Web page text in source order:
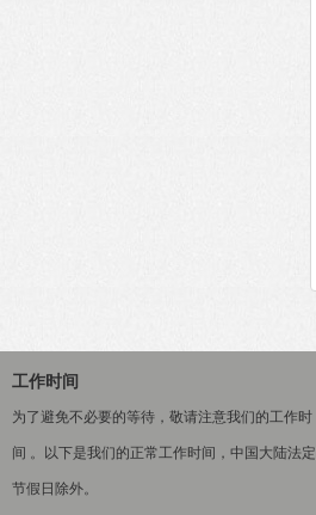
工作时间
为了避免不必要的等待，敬请注意我们的工作时
间 。以下是我们的正常工作时间，中国大陆法定
节假日除外。